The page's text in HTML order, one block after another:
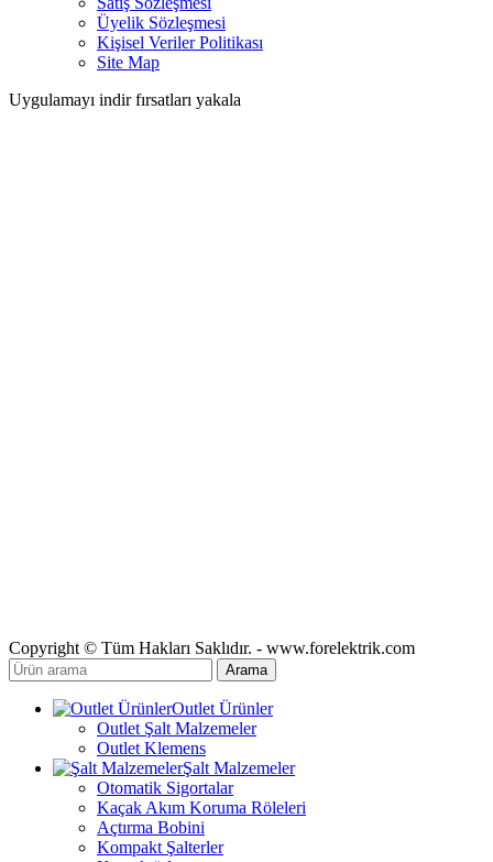
Üyelik Sözleşmesi
Kişisel Veriler Politikası
Site Map
Uygulamayı indir fırsatları yakala
Copyright © Tüm Hakları Saklıdır. - www.forelektrik.com
Arama
Outlet Ürünler
Outlet Şalt Malzemeler
Outlet Klemens
Şalt Malzemeler
Otomatik Sigortalar
Kaçak Akım Koruma Röleleri
Açtırma Bobini
Kompakt Şalterler